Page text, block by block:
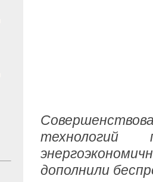
технологий
дополнили